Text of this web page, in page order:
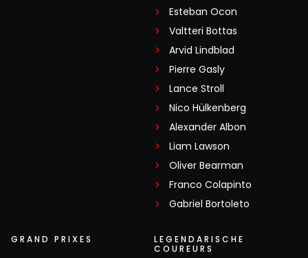
Esteban Ocon
Valtteri Bottas
Arvid Lindblad
Pierre Gasly
Lance Stroll
Nico Hülkenberg
Alexander Albon
Liam Lawson
Oliver Bearman
Franco Colapinto
Gabriel Bortoleto
GRAND PRIXES
LEGENDARISCHE
COUREURS